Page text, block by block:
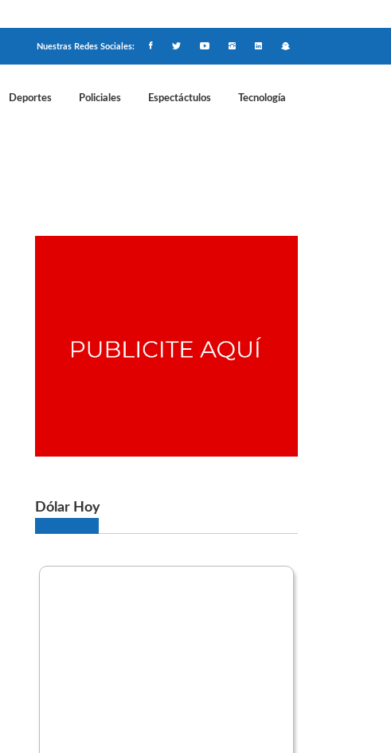
Nuestras Redes Sociales:
Deportes Policiales Espectáctulos Tecnología
Dólar Hoy